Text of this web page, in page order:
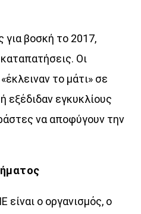
για βοσκή το 2017,
Οι
το μάτι» σε
εξέδιδαν εγκυκλίους
να αποφύγουν την
ο οργανισµός, ο